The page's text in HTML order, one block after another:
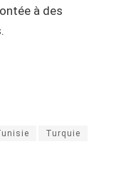
à des
Turquie